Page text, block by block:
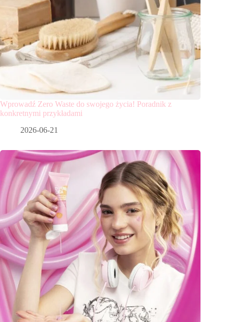
Wprowadź Zero Waste do swojego życia! Poradnik z
konkretnymi przykładami
2026-06-21